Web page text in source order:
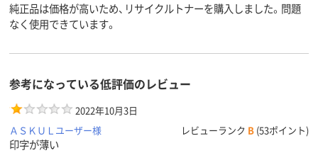
純正品は価格が高いため、リサイクルトナーを購入しました。問題
なく使用できています。
参考になっている低評価のレビュー
2022年10月3日
ＡＳＫＵＬユーザー様
レビューランク B (53ポイント)
印字が薄い